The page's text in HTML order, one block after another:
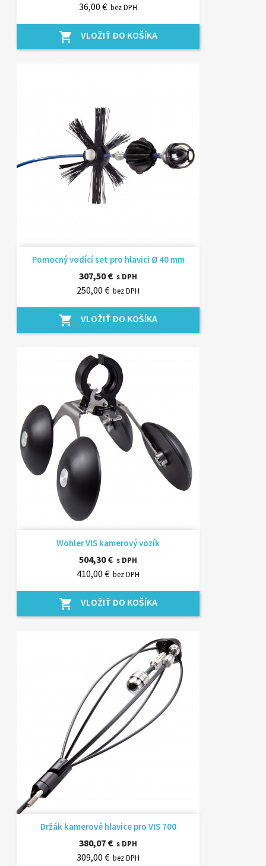
36,00 € bez DPH
shopping_cart VLOŽIŤ DO KOŠÍKA
Pomocný vodící set pro hlavici Ø 40 mm
307,50 € s DPH
250,00 € bez DPH
shopping_cart VLOŽIŤ DO KOŠÍKA
Wöhler VIS kamerový vozík
504,30 € s DPH
410,00 € bez DPH
shopping_cart VLOŽIŤ DO KOŠÍKA
Držák kamerové hlavice pro VIS 700
380,07 € s DPH
309,00 € bez DPH